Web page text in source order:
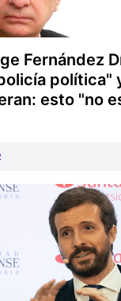
Fernández
política"
esto "no